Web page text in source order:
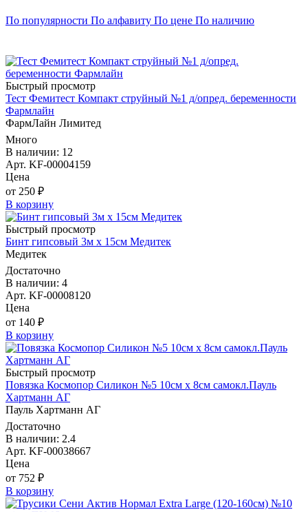
По популярности По алфавиту По цене По наличию
Быстрый просмотр
Тест Фемитест Компакт струйный №1 д/опред. беременности
Фармлайн
ФармЛайн Лимитед
Много
В наличии: 12
Арт. KF-00004159
Цена
от 250 ₽
В корзину
Быстрый просмотр
Бинт гипсовый 3м х 15см Медитек
Медитек
Достаточно
В наличии: 4
Арт. KF-00008120
Цена
от 140 ₽
В корзину
Быстрый просмотр
Повязка Космопор Силикон №5 10см х 8см самокл.Пауль
Хартманн AГ
Пауль Хартманн AГ
Достаточно
В наличии: 2.4
Арт. KF-00038667
Цена
от 752 ₽
В корзину